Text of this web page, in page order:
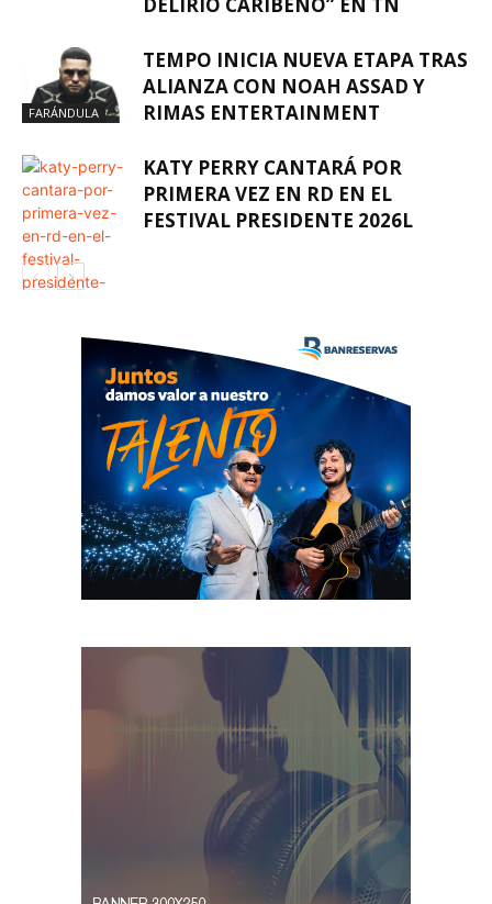
FARÁNDULA
TEMPO INICIA NUEVA ETAPA TRAS
ALIANZA CON NOAH ASSAD Y
RIMAS ENTERTAINMENT
KATY PERRY CANTARÁ POR
PRIMERA VEZ EN RD EN EL
FESTIVAL PRESIDENTE 2026L